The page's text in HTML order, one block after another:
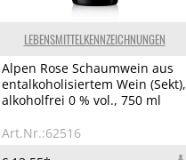
LEBENSMITTELKENNZEICHNUNGEN
Alpen Rose Schaumwein aus
entalkoholisiertem Wein (Sekt),
alkoholfrei 0 % vol., 750 ml
Art.Nr.:62516